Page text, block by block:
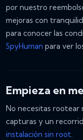
por nuestro
mejoras con
para conocer las
SpyHuman para ver
Empieza en
No necesitas rootear
capturas y un
instalación sin root.